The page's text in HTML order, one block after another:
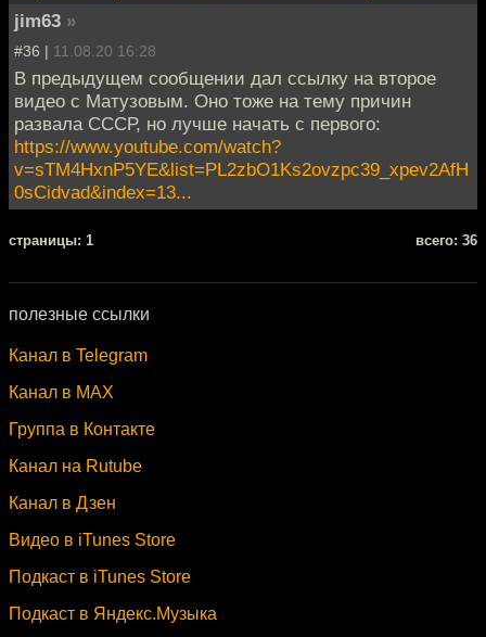
jim63 »
#36 | 11.08.20 16:28
В предыдущем сообщении дал ссылку на второе
видео с Матузовым. Оно тоже на тему причин
развала СССР, но лучше начать с первого:
https://www.youtube.com/watch?
v=sTM4HxnP5YE&list=PL2zbO1Ks2ovzpc39_xpev2AfH
0sCidvad&index=13...
cтраницы: 1 всего: 36
полезные ссылки
Канал в Telegram
Канал в MAX
Группа в Контакте
Канал на Rutube
Канал в Дзен
Видео в iTunes Store
Подкаст в iTunes Store
Подкаст в Яндекс.Музыка